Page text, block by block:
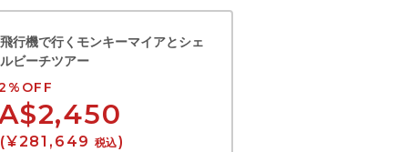
飛行機で行くモンキーマイアとシェ
ルビーチツアー
(¥281,649 税込)